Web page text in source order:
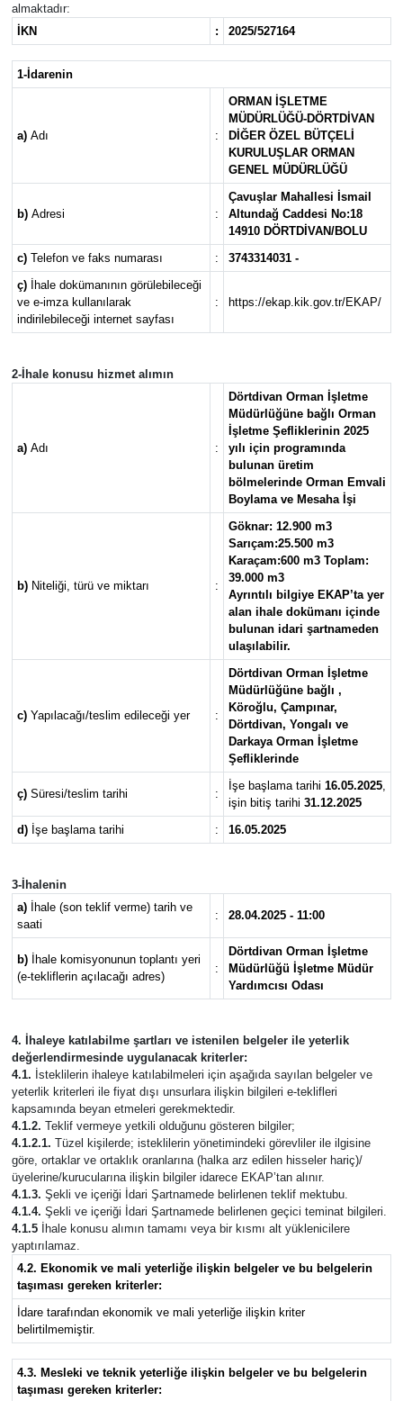
almaktadır:
İKN
: 2025/527164
1-İdarenin
a)Adı :
ORMAN İŞLETME
MÜDÜRLÜĞÜ-DÖRTDİVAN
DİĞER ÖZEL BÜTÇELİ
KURULUŞLAR ORMAN
GENEL MÜDÜRLÜĞÜ
b)Adresi :
Çavuşlar Mahallesi İsmail
Altundağ Caddesi No:18
14910 DÖRTDİVAN/BOLU
c)Telefon ve faks numarası :
3743314031 -
ç)İhale dokümanının görülebileceği
ve e-imza kullanılarak
indirilebileceği internet sayfası
: https://ekap.kik.gov.tr/EKAP/
2-İhale konusu hizmet alımın
a)Adı :
Dörtdivan Orman İşletme
Müdürlüğüne bağlı Orman
İşletme Şefliklerinin 2025
yılı için programında
bulunan üretim
bölmelerinde Orman Emvali
Boylama ve Mesaha İşi
b)Niteliği, türü ve miktarı :
Göknar: 12.900 m3
Sarıçam:25.500 m3
Karaçam:600 m3 Toplam:
39.000 m3
Ayrıntılı bilgiye EKAP’ta yer
alan ihale dokümanı içinde
bulunan idari şartnameden
ulaşılabilir.
c)Yapılacağı/teslim edileceği yer :
Dörtdivan Orman İşletme
Müdürlüğüne bağlı ,
Köroğlu, Çampınar,
Dörtdivan, Yongalı ve
Darkaya Orman İşletme
Şefliklerinde
ç)Süresi/teslim tarihi :
İşe başlama tarihi 16.05.2025,
işin bitiş tarihi 31.12.2025
d)İşe başlama tarihi : 16.05.2025
3-İhalenin
a)İhale (son teklif verme) tarih ve
saati
: 28.04.2025 - 11:00
b)İhale komisyonunun toplantı yeri
(e-tekliflerin açılacağı adres)
:
Dörtdivan Orman İşletme
Müdürlüğü İşletme Müdür
Yardımcısı Odası
4. İhaleye katılabilme şartları ve istenilen belgeler ile yeterlik
değerlendirmesinde uygulanacak kriterler:
4.1. İsteklilerin ihaleye katılabilmeleri için aşağıda sayılan belgeler ve
yeterlik kriterleri ile fiyat dışı unsurlara ilişkin bilgileri e-teklifleri
kapsamında beyan etmeleri gerekmektedir.
4.1.2. Teklif vermeye yetkili olduğunu gösteren bilgiler;
4.1.2.1. Tüzel kişilerde; isteklilerin yönetimindeki görevliler ile ilgisine
göre, ortaklar ve ortaklık oranlarına (halka arz edilen hisseler hariç)/
üyelerine/kurucularına ilişkin bilgiler idarece EKAP’tan alınır.
4.1.3. Şekli ve içeriği İdari Şartnamede belirlenen teklif mektubu.
4.1.4. Şekli ve içeriği İdari Şartnamede belirlenen geçici teminat bilgileri.
4.1.5İhale konusu alımın tamamı veya bir kısmı alt yüklenicilere
yaptırılamaz.
4.2. Ekonomik ve mali yeterliğe ilişkin belgeler ve bu belgelerin
taşıması gereken kriterler:
İdare tarafından ekonomik ve mali yeterliğe ilişkin kriter
belirtilmemiştir.
4.3. Mesleki ve teknik yeterliğe ilişkin belgeler ve bu belgelerin
taşıması gereken kriterler: